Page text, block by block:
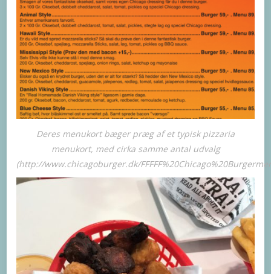
Deres menukort bæger præg af et typisk pizzaria
menukort, med cirka samme antal udvalg
(http://www.chicagoburger.dk/